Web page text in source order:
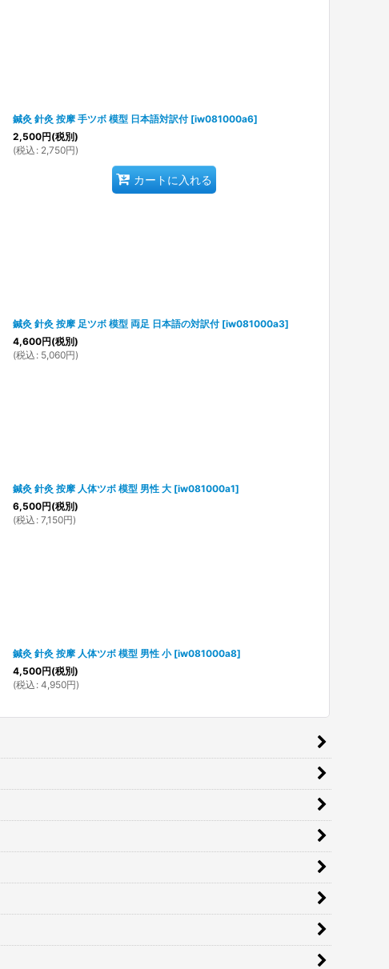
鍼灸 針灸 按摩 手ツボ 模型 日本語対訳付 [iw081000a6]
2,500円(税別)
(税込 : 2,750円)
カートに入れる
鍼灸 針灸 按摩 足ツボ 模型 両足 日本語の対訳付 [iw081000a3]
4,600円(税別)
(税込 : 5,060円)
鍼灸 針灸 按摩 人体ツボ 模型 男性 大 [iw081000a1]
6,500円(税別)
(税込 : 7,150円)
鍼灸 針灸 按摩 人体ツボ 模型 男性 小 [iw081000a8]
4,500円(税別)
(税込 : 4,950円)